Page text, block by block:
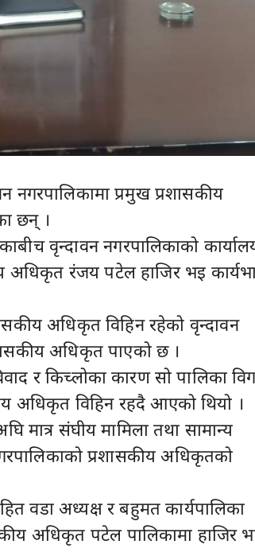
नगरपालिकामा प्रमुख प्रशासकीय
छन् ।
वृन्दावन नगरपालिकाको
अधिकृत रंजय पटेल हाजिर भइ
अधिकृत विहिन रहेको वृन्दावन
अधिकृत पाएको छ ।
र किच्लोका कारण सो पालिका
अधिकृत विहिन रहदै आएको थियो ।
मात्र संघीय मामिला तथा सामान्य
प्रशासकीय अधिकृतको
वडा अध्यक्ष र बहुमत कार्यपालिका
अधिकृत पटेल पालिकामा हाजिर